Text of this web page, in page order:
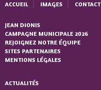
ACCUEIL IMAGES CONTACT
JEAN DIONIS
CAMPAGNE MUNICIPALE 2026
REJOIGNEZ NOTRE ÉQUIPE
SITES PARTENAIRES
MENTIONS LÉGALES
ACTUALITÉS